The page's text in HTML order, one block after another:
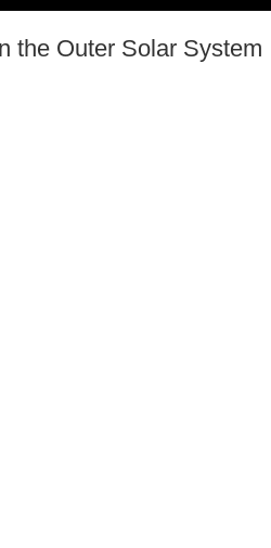
the Outer Solar System